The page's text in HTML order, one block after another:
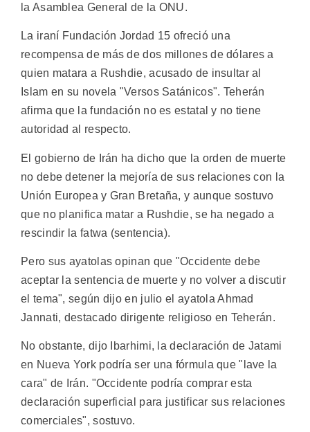
la Asamblea General de la ONU.
La iraní Fundación Jordad 15 ofreció una
recompensa de más de dos millones de dólares a
quien matara a Rushdie, acusado de insultar al
Islam en su novela "Versos Satánicos". Teherán
afirma que la fundación no es estatal y no tiene
autoridad al respecto.
El gobierno de Irán ha dicho que la orden de muerte
no debe detener la mejoría de sus relaciones con la
Unión Europea y Gran Bretaña, y aunque sostuvo
que no planifica matar a Rushdie, se ha negado a
rescindir la fatwa (sentencia).
Pero sus ayatolas opinan que "Occidente debe
aceptar la sentencia de muerte y no volver a discutir
el tema", según dijo en julio el ayatola Ahmad
Jannati, destacado dirigente religioso en Teherán.
No obstante, dijo Ibarhimi, la declaración de Jatami
en Nueva York podría ser una fórmula que "lave la
cara" de Irán. "Occidente podría comprar esta
declaración superficial para justificar sus relaciones
comerciales", sostuvo.